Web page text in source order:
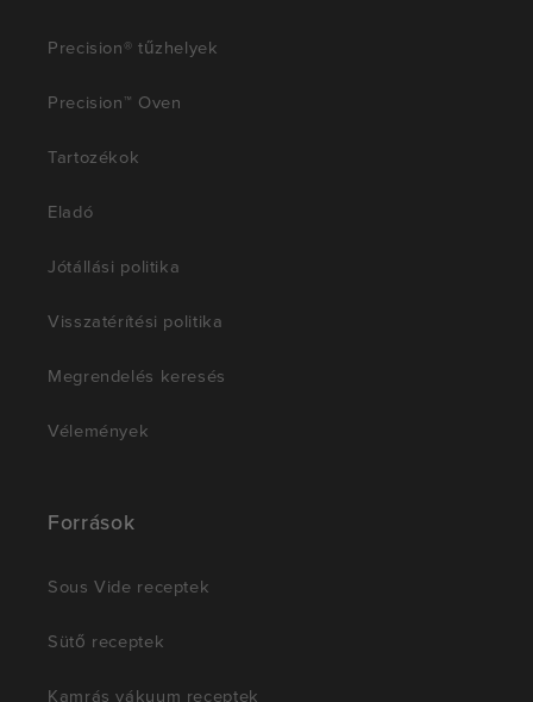
Precision® tűzhelyek
Precision™ Oven
Tartozékok
Eladó
Jótállási politika
Visszatérítési politika
Megrendelés keresés
Vélemények
Források
Sous Vide receptek
Sütő receptek
Kamrás vákuum receptek